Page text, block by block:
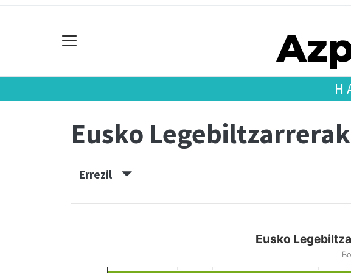
Eusko
Errezil
Eusko